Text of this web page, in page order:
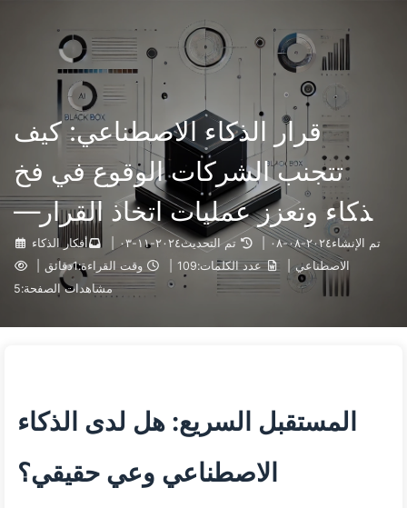
الطريق نحو التحول بالذكاء الاصطناعي
الروابط حول 🇦🇪 العربية
قرار الذكاء الاصطناعي: كيف
تتجنب الشركات الوقوع في فخ
الذكاء وتعزز عمليات اتخاذ القرار—
تعلم الذكاء الاصطناعي ببطء136
تم الإنشاء٢٠٢٤-٠٨-٠٨ تم التحديث٢٠٢٤-١١-٠٣
أفكار الذكاء
الاصطناعي
عدد الكلمات:109 وقت القراءة:1دقائق
مشاهدات الصفحة:5
المستقبل السريع: هل لدى الذكاء
الاصطناعي وعي حقيقي؟